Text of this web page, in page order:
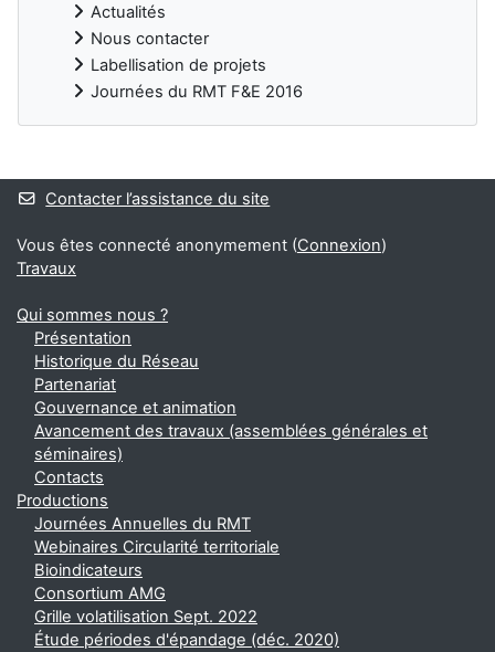
Actualités
Nous contacter
Labellisation de projets
Journées du RMT F&E 2016
Blocs
Contacter l’assistance du site
Vous êtes connecté anonymement (Connexion)
Travaux
Qui sommes nous ?
Présentation
Historique du Réseau
Partenariat
Gouvernance et animation
Avancement des travaux (assemblées générales et
séminaires)
Contacts
Productions
Journées Annuelles du RMT
Webinaires Circularité territoriale
Bioindicateurs
Consortium AMG
Grille volatilisation Sept. 2022
Étude périodes d'épandage (déc. 2020)